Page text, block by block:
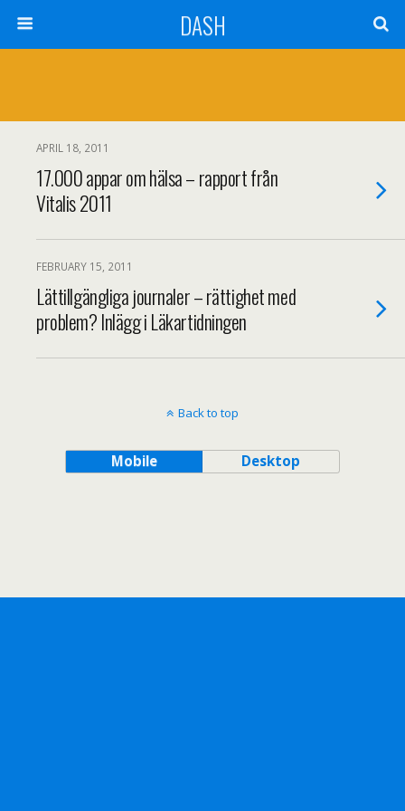
DASH
APRIL 18, 2011
17.000 appar om hälsa – rapport från
Vitalis 2011
FEBRUARY 15, 2011
Lättillgängliga journaler – rättighet med
problem? Inlägg i Läkartidningen
Back to top
Mobile Desktop